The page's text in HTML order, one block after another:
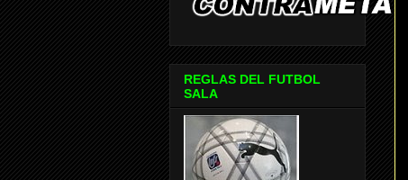
REGLAS DEL FUTBOL
SALA